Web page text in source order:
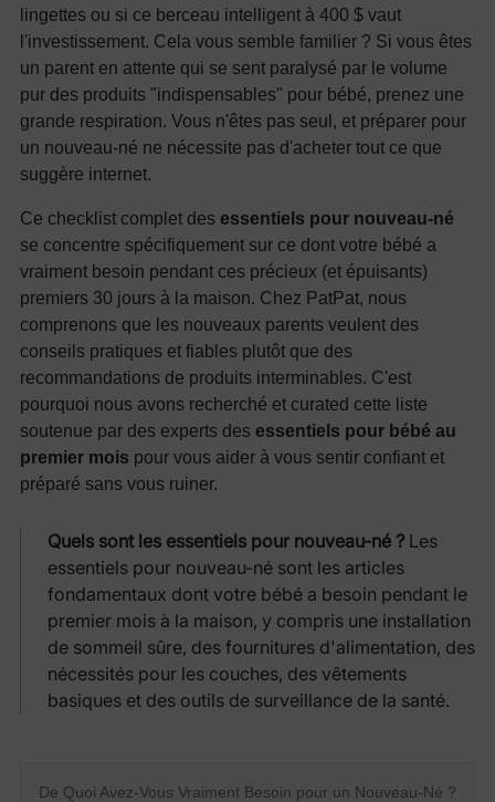
lingettes ou si ce berceau intelligent à 400 $ vaut
l'investissement. Cela vous semble familier ? Si vous êtes
un parent en attente qui se sent paralysé par le volume
pur des produits "indispensables" pour bébé, prenez une
grande respiration. Vous n'êtes pas seul, et préparer pour
un nouveau-né ne nécessite pas d'acheter tout ce que
suggère internet.
Ce checklist complet des essentiels pour nouveau-né
se concentre spécifiquement sur ce dont votre bébé a
vraiment besoin pendant ces précieux (et épuisants)
premiers 30 jours à la maison. Chez PatPat, nous
comprenons que les nouveaux parents veulent des
conseils pratiques et fiables plutôt que des
recommandations de produits interminables. C'est
pourquoi nous avons recherché et curated cette liste
soutenue par des experts des essentiels pour bébé au
premier mois pour vous aider à vous sentir confiant et
préparé sans vous ruiner.
Quels sont les essentiels pour nouveau-né ? Les
essentiels pour nouveau-né sont les articles
fondamentaux dont votre bébé a besoin pendant le
premier mois à la maison, y compris une installation
de sommeil sûre, des fournitures d'alimentation, des
nécessités pour les couches, des vêtements
basiques et des outils de surveillance de la santé.
De Quoi Avez-Vous Vraiment Besoin pour un Nouveau-Né ?